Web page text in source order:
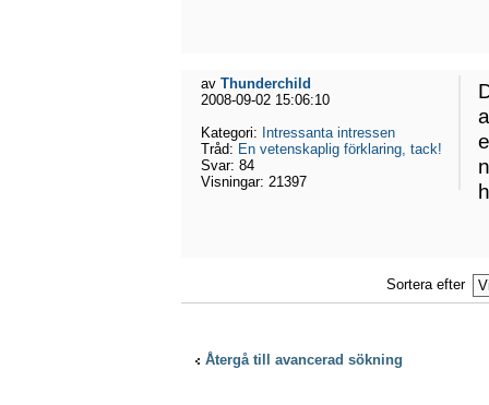
av Thunderchild
2008-09-02 15:06:10
Kategori: Intressanta intressen
Tråd: En vetenskaplig förklaring, tack!
Svar: 84
Visningar: 21397
Sortera efter
Återgå till avancerad sökning